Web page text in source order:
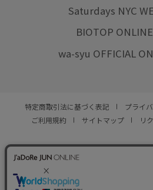
Saturdays NYC
BIOTOP
wa-syu OFFICIAL
特定商取引法に基づく表記 プライ
ご利用規約
サイトマップ リ
© JUN CO.,LTD. ALL